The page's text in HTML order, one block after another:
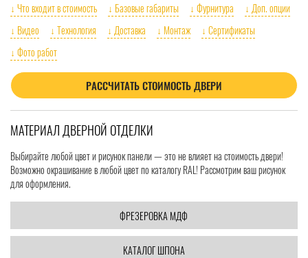
↓ Что входит в стоимость ↓ Базовые габариты ↓ Фурнитура
↓ Доп. опции
↓ Видео
↓ Технология ↓ Доставка ↓ Монтаж
↓ Сертификаты
↓ Фото работ
РАССЧИТАТЬ СТОИМОСТЬ ДВЕРИ
МАТЕРИАЛ ДВЕРНОЙ ОТДЕЛКИ
Выбирайте любой цвет и рисунок панели — это не влияет на стоимость двери!
Возможно окрашивание в любой цвет по каталогу RAL! Рассмотрим ваш рисунок
для оформления.
ФРЕЗЕРОВКА МДФ
КАТАЛОГ ШПОНА